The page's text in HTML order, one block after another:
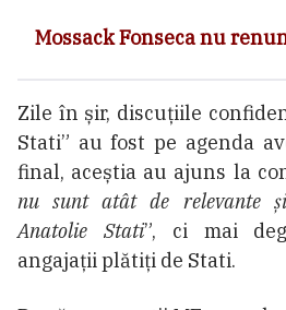
Mossack Fonseca nu
Zile în șir, discuțiile
Stati” au fost pe agenda
final, aceștia au ajuns la
nu sunt atât de relevante
Anatolie Stati”, ci mai
angajații plătiți de Stati.